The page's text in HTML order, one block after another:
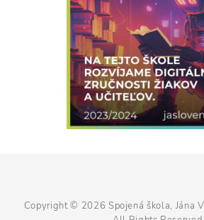
Copyright © 2026 Spojená škola, Jána